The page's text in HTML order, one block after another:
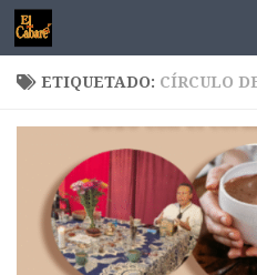
Saltar al contenido
ETIQUETADO: CÍRCULO